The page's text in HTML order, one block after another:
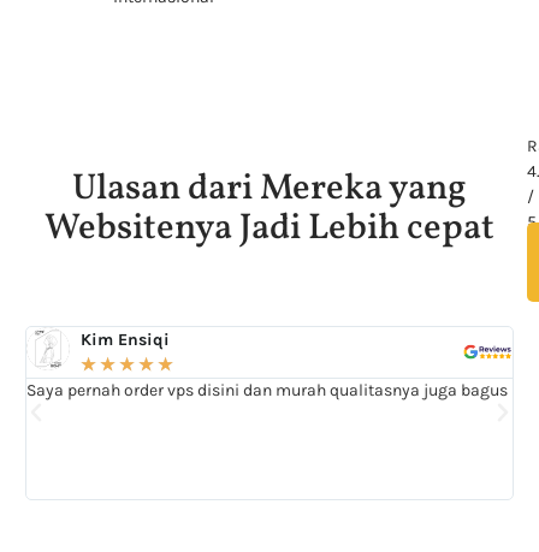
Ulasan dari Mereka yang
Websitenya Jadi Lebih cepat
/
5
Kim Ensiqi
★ ★ ★ ★ ★
Saya pernah order vps disini dan murah qualitasnya juga bagus